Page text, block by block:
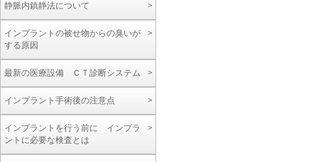
静脈内鎮静法について
インプラントの被せ物からの臭いが
する原因
最新の医療設備 ＣＴ診断システム
インプラント手術後の注意点
インプラントを行う前に インプラ
ントに必要な検査とは